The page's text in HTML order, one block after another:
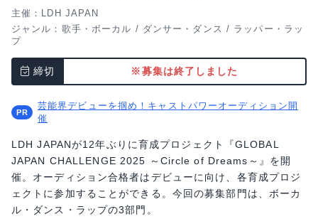
主催：LDH JAPAN
ジャンル： 歌手・ボーカル / ダンサー・ダンス / ラッパー・ラッ
プ
締切 ※募集は終了しました
芸能界デビューを掴め！キャストパワーオーディション開
催
LDH JAPANが12年ぶりに育成プロジェクト『GLOBAL
JAPAN CHALLENGE 2025 ～Circle of Dreams～』を開
催。オーディション合格者はデビューに向け、各育成プロジ
ェクトに参加することができる。今回の募集部門は、ボーカ
ル・ダンス・ラップの3部門。